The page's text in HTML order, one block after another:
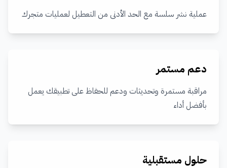
عملية نشر سلسة مع الحد الأدنى من التعطيل لعمليات متجرك
دعم مستمر
مراقبة مستمرة وتحديثات ودعم للحفاظ على تطبيقك يعمل
بأفضل أداء
حلول مستقبلية